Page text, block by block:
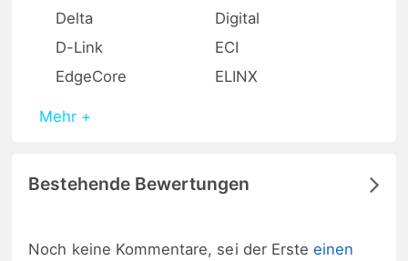
Delta
Digital
D-Link
ECI
EdgeCore
ELINX
Mehr +
Bestehende Bewertungen
Noch keine Kommentare, sei der Ersteeinen